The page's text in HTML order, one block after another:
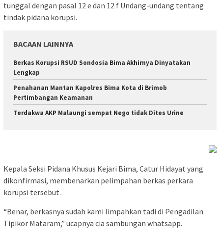
tunggal dengan pasal 12 e dan 12 f Undang-undang tentang
tindak pidana korupsi.
BACAAN LAINNYA
Berkas Korupsi RSUD Sondosia Bima Akhirnya Dinyatakan
Lengkap
Penahanan Mantan Kapolres Bima Kota di Brimob
Pertimbangan Keamanan
Terdakwa AKP Malaungi sempat Nego tidak Dites Urine
Kepala Seksi Pidana Khusus Kejari Bima, Catur Hidayat yang
dikonfirmasi, membenarkan pelimpahan berkas perkara
korupsi tersebut.
“Benar, berkasnya sudah kami limpahkan tadi di Pengadilan
Tipikor Mataram,” ucapnya cia sambungan whatsapp.